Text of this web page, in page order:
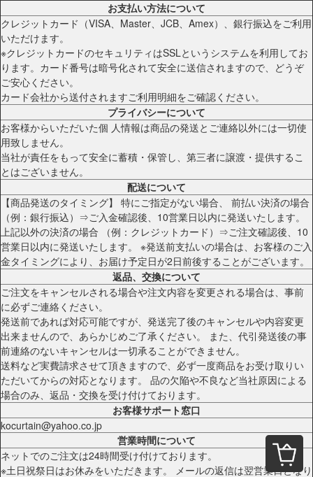
お支払い方法について
クレジットカード（VISA、Master、JCB、Amex）、銀行振込をご利用
いただけます。
※クレジットカードのセキュリティはSSLというシステムを利用してお
ります。カード番号は暗号化されて安全に送信されますので、どうぞ
ご安心ください。
カード会社から送付されますご利用明細をご確認ください。
プライバシーについて
お客様からいただいた個 人情報は商品の発送とご連絡以外には一切使
用致しません。
当社が責任をもって安全に蓄積・保管し、第三者に譲渡・提供するこ
とはございません。
配送について
【商品発送のタイミング】 特にご指定がない場合、 前払い決済の場合
（例：銀行振込）⇒ご入金確認後、10営業日以内に発送いたします。
上記以外の決済の場合 （例：クレジットカード）⇒ご注文確認後、10
営業日以内に発送いたします。 ※発送前支払いの場合は、お客様のご入
金タイミングにより、お届け予定日が2日前後することがございます。
返品、交換について
ご注文をキャンセルされる場合や注文内容を変更される場合は、事前
に必ずご連絡ください。
発送前であれば対応可能ですが、発送完了後のキャンセルや内容変更
出来ませんので、あらかじめご了承ください。 また、代引発送後の事
前連絡のないキャンセルは一切承ることができません。
送料など実費請求させて頂きますので、必ず一度商品をお受け取りい
ただいてからの対応となります。 品の欠陥や不良など当社原因による
場合のみ、返品・交換を受け付けております。
お客様サポート窓口
kocurtain@yahoo.co.jp
営業時間について
ネットでのご注文は24時間受け付けております。
※土日祝祭日はお休みをいただきます。 メールの返信は翌営業日となり